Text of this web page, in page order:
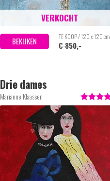
BEKIJKEN TE KOOP / 120 x 120 cm
€ 850,-
VERKOCHT
Marianne Klaassen
Drie dames